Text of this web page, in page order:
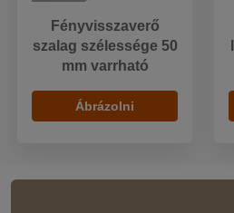
Fényvisszaverő
szalag szélessége 50
mm varrható
Ábrázolni